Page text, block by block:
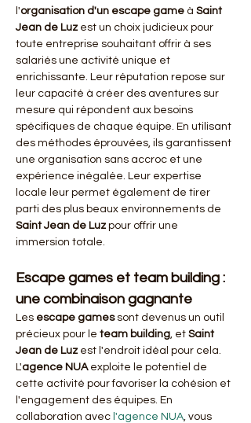
l'organisation d'un escape game à Saint
Jean de Luz est un choix judicieux pour
toute entreprise souhaitant offrir à ses
salariés une activité unique et
enrichissante. Leur réputation repose sur
leur capacité à créer des aventures sur
mesure qui répondent aux besoins
spécifiques de chaque équipe. En utilisant
des méthodes éprouvées, ils garantissent
une organisation sans accroc et une
expérience inégalée. Leur expertise
locale leur permet également de tirer
parti des plus beaux environnements de
Saint Jean de Luz pour offrir une
immersion totale.
Escape games et team building :
une combinaison gagnante
Les escape games sont devenus un outil
précieux pour le team building, et Saint
Jean de Luz est l'endroit idéal pour cela.
L'agence NUA exploite le potentiel de
cette activité pour favoriser la cohésion et
l'engagement des équipes. En
collaboration avec l'agence NUA, vous